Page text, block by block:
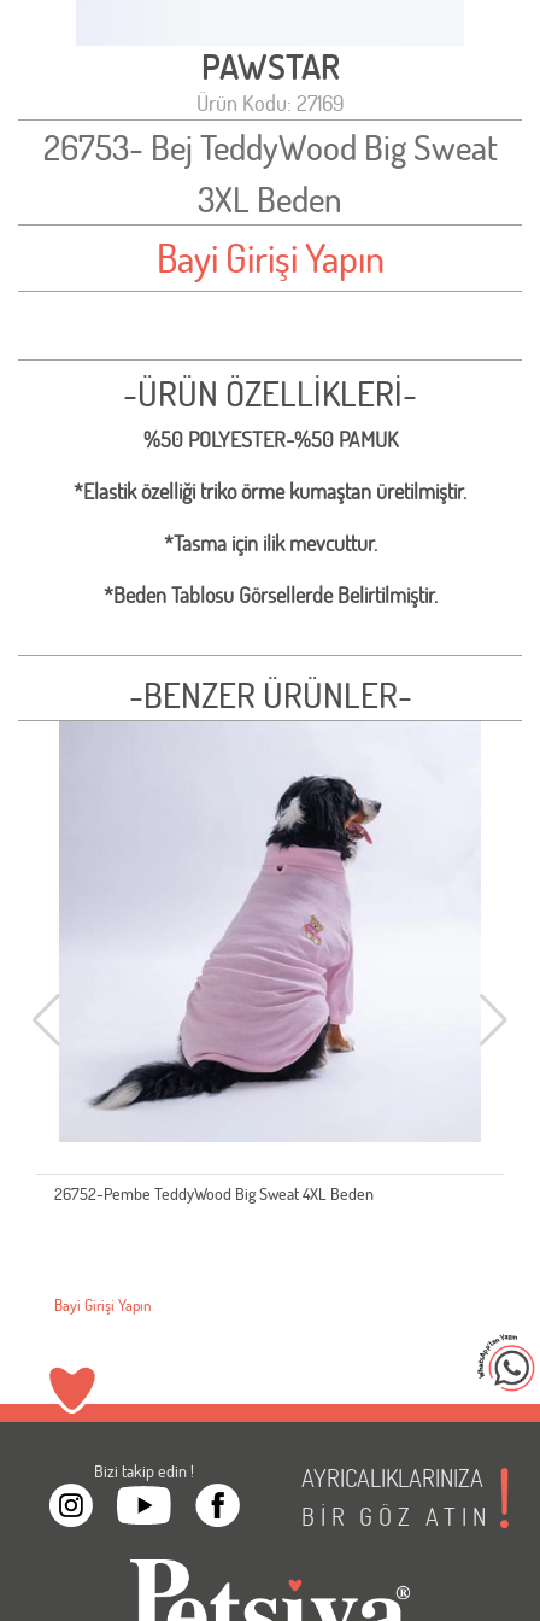
PAWSTAR
Ürün Kodu: 27169
26753- Bej TeddyWood Big Sweat
3XL Beden
Bayi Girişi Yapın
-ÜRÜN ÖZELLİKLERİ-
%50 POLYESTER-%50 PAMUK
*Elastik özelliği triko örme kumaştan üretilmiştir.
*Tasma için ilik mevcuttur.
*Beden Tablosu Görsellerde Belirtilmiştir.
-BENZER ÜRÜNLER-
Big Sweat 4XL Beden
Bizi takip edin !
AYRICALIKLARINIZA
BİR GÖZ ATIN